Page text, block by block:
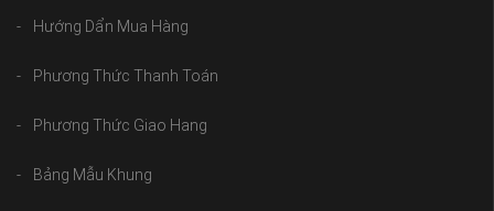
Hướng Dẩn Mua Hàng
Phương Thức Thanh Toán
Phương Thức Giao Hang
Bảng Mẫu Khung